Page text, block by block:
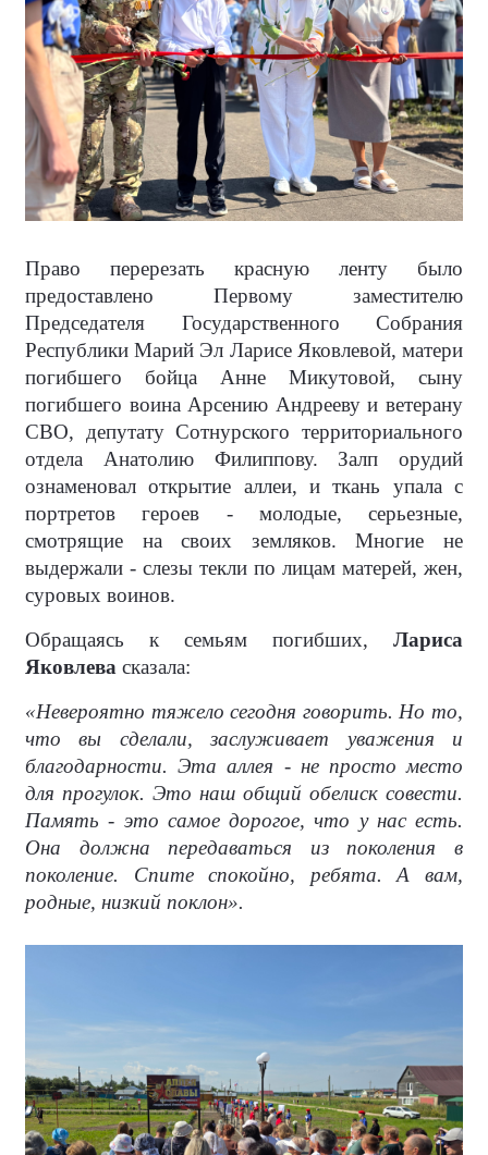
Право перерезать красную ленту было
предоставлено Первому заместителю
Председателя Государственного Собрания
Республики Марий Эл Ларисе Яковлевой, матери
погибшего бойца Анне Микутовой, сыну
погибшего воина Арсению Андрееву и ветерану
СВО, депутату Сотнурского территориального
отдела Анатолию Филиппову. Залп орудий
ознаменовал открытие аллеи, и ткань упала с
портретов героев - молодые, серьезные,
смотрящие на своих земляков. Многие не
выдержали - слезы текли по лицам матерей, жен,
суровых воинов.
Обращаясь к семьям погибших, Лариса
Яковлева сказала:
«Невероятно тяжело сегодня говорить. Но то,
что вы сделали, заслуживает уважения и
благодарности. Эта аллея - не просто место
для прогулок. Это наш общий обелиск совести.
Память - это самое дорогое, что у нас есть.
Она должна передаваться из поколения в
поколение. Спите спокойно, ребята. А вам,
родные, низкий поклон».